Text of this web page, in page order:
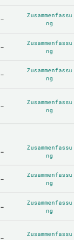
-
Zusammenfassu
ng
-
Zusammenfassu
ng
-
Zusammenfassu
ng
-
Zusammenfassu
ng
-
Zusammenfassu
ng
-
Zusammenfassu
ng
-
Zusammenfassu
ng
Zusammenfassu